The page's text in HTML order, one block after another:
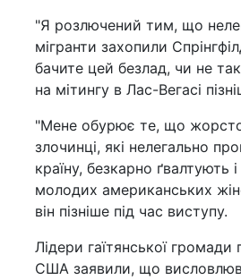
"Я розлючений тим, що
мігранти захопили
бачите цей безлад, чи не
на мітингу в Лас-Вегасі
"Мене обурює те, що
злочинці, які нелегально
країну, безкарно ґвалтують
молодих американських
він пізніше під час виступу.
Лідери гаїтянської громади
США заявили, що